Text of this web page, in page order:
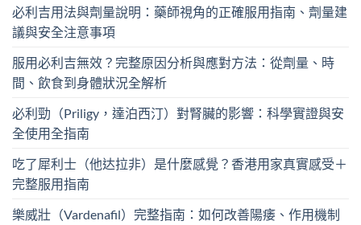
必利吉用法與劑量說明：藥師視角的正確服用指南、劑量建
議與安全注意事項
服用必利吉無效？完整原因分析與應對方法：從劑量、時
間、飲食到身體狀況全解析
必利勁（Priligy，達泊西汀）對腎臟的影響：科學實證與安
全使用全指南
吃了犀利士（他达拉非）是什麼感覺？香港用家真實感受＋
完整服用指南
樂威壯（Vardenafil）完整指南：如何改善陽痿、作用機制